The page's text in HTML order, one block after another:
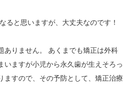
ると思いますが、大丈夫なのです！
ありません。 あくまでも矯正は外科
ますが小児から永久歯が生えそろっ
すので、その予防として、矯正治療